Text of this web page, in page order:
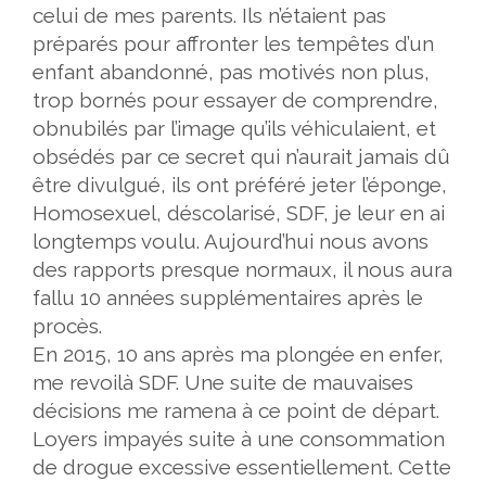
celui de mes parents. Ils n’étaient pas
préparés pour affronter les tempêtes d’un
enfant abandonné, pas motivés non plus,
trop bornés pour essayer de comprendre,
obnubilés par l’image qu’ils véhiculaient, et
obsédés par ce secret qui n’aurait jamais dû
être divulgué, ils ont préféré jeter l’éponge,
Homosexuel, déscolarisé, SDF, je leur en ai
longtemps voulu. Aujourd’hui nous avons
des rapports presque normaux, il nous aura
fallu 10 années supplémentaires après le
procès.
En 2015, 10 ans après ma plongée en enfer,
me revoilà SDF. Une suite de mauvaises
décisions me ramena à ce point de départ.
Loyers impayés suite à une consommation
de drogue excessive essentiellement. Cette